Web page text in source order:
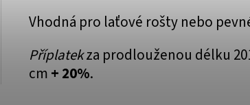
Vhodná pro laťové rošty nebo
Příplatekza prodlouženou délku
cm + 20%.